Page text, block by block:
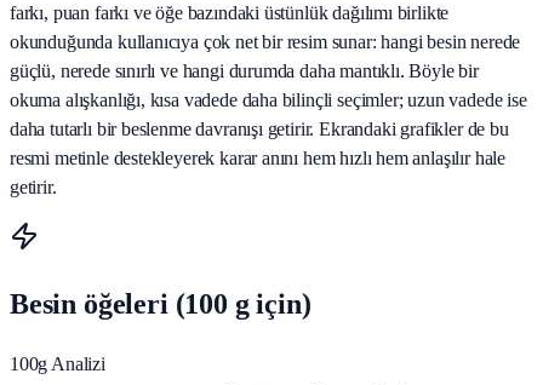
farkı, puan farkı ve öğe bazındaki üstünlük dağılımı birlikte
okunduğunda kullanıcıya çok net bir resim sunar: hangi besin nerede
güçlü, nerede sınırlı ve hangi durumda daha mantıklı. Böyle bir
okuma alışkanlığı, kısa vadede daha bilinçli seçimler; uzun vadede ise
daha tutarlı bir beslenme davranışı getirir. Ekrandaki grafikler de bu
resmi metinle destekleyerek karar anını hem hızlı hem anlaşılır hale
getirir.
Besin öğeleri (100 g için)
100g Analizi